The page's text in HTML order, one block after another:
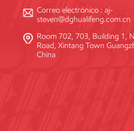
Correo electrónico : aj-
steven@dghualifeng.com.cn
Room 702, 703, Building 1,
Road, Xintang Town
China